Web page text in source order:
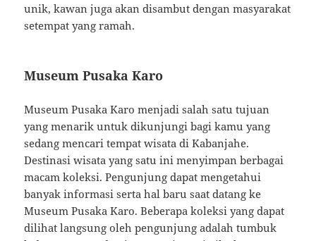
unik, kawan juga akan disambut dengan masyarakat
setempat yang ramah.
Museum Pusaka Karo
Museum Pusaka Karo menjadi salah satu tujuan
yang menarik untuk dikunjungi bagi kamu yang
sedang mencari tempat wisata di Kabanjahe.
Destinasi wisata yang satu ini menyimpan berbagai
macam koleksi. Pengunjung dapat mengetahui
banyak informasi serta hal baru saat datang ke
Museum Pusaka Karo. Beberapa koleksi yang dapat
dilihat langsung oleh pengunjung adalah tumbuk